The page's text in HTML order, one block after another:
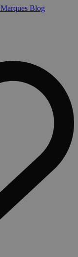
Marques Blog